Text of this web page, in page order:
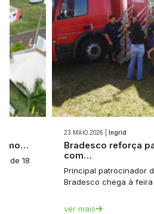
de 18
23.MAIO.2026 | Ingrid
Bradesco reforça
com…
Principal patrocinador
Bradesco chega à
ver mais